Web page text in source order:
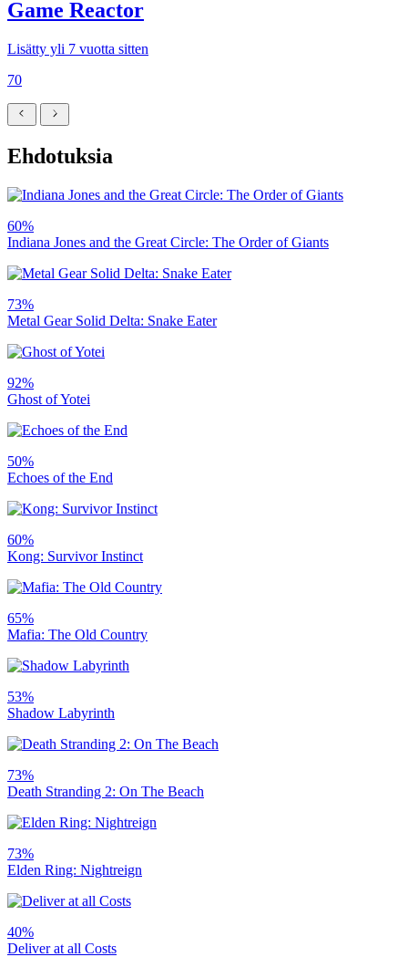
Game Reactor
Lisätty yli 7 vuotta sitten
70
Ehdotuksia
60%
Indiana Jones and the Great Circle: The Order of Giants
73%
Metal Gear Solid Delta: Snake Eater
92%
Ghost of Yotei
50%
Echoes of the End
60%
Kong: Survivor Instinct
65%
Mafia: The Old Country
53%
Shadow Labyrinth
73%
Death Stranding 2: On The Beach
73%
Elden Ring: Nightreign
40%
Deliver at all Costs